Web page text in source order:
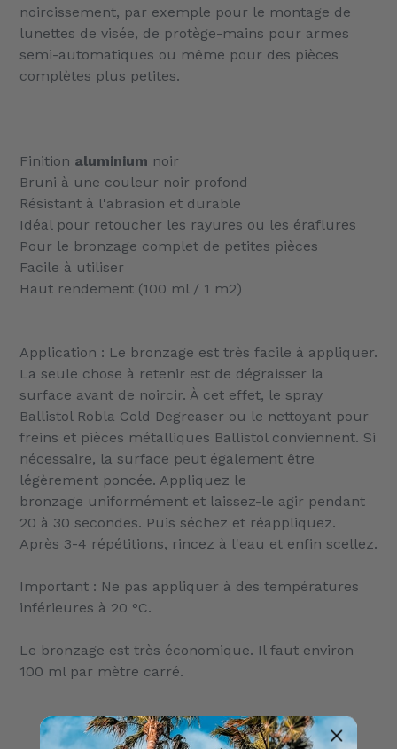
noircissement, par exemple pour le montage de
lunettes de visée, de protège-mains pour armes
semi-automatiques ou même pour des pièces
complètes plus petites.
Finition aluminium noir
Bruni à une couleur noir profond
Résistant à l'abrasion et durable
Idéal pour retoucher les rayures ou les éraflures
Pour le bronzage complet de petites pièces
Facile à utiliser
Haut rendement (100 ml / 1 m2)
Application : Le bronzage est très facile à appliquer.
La seule chose à retenir est de dégraisser la
surface avant de noircir. À cet effet, le spray
Ballistol Robla Cold Degreaser ou le nettoyant pour
freins et pièces métalliques Ballistol conviennent. Si
nécessaire, la surface peut également être
légèrement poncée. Appliquez le
bronzage uniformément et laissez-le agir pendant
20 à 30 secondes. Puis séchez et réappliquez.
Après 3-4 répétitions, rincez à l'eau et enfin scellez.
Important : Ne pas appliquer à des températures
inférieures à 20 °C.
Le bronzage est très économique. Il faut environ
100 ml par mètre carré.